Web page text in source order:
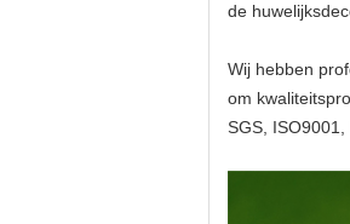
de
Wij hebben
om
SGS, ISO9001,